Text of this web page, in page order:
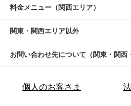
料金メニュー（関西エリア）
関東・関西エリア以外
お問い合わせ先について（関東・関西
個人のお客さま